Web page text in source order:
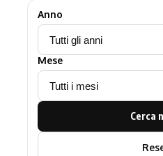
Anno
Mese
Cerca